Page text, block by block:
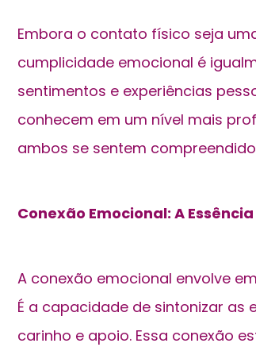
Embora o contato físico seja
cumplicidade emocional é
sentimentos e experiências
conhecem em um nível mais
ambos se sentem
Conexão Emocional: A
A conexão emocional envolve
É a capacidade de sintonizar
carinho e apoio. Essa conexão